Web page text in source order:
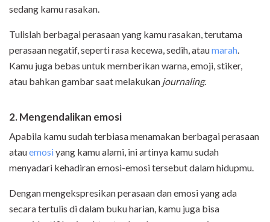
sedang kamu rasakan.
Tulislah berbagai perasaan yang kamu rasakan, terutama
perasaan negatif, seperti rasa kecewa, sedih, ataumarah.
Kamu juga bebas untuk memberikan warna, emoji, stiker,
atau bahkan gambar saat melakukan journaling.
2. Mengendalikan emosi
Apabila kamu sudah terbiasa menamakan berbagai perasaan
atauemosiyang kamu alami, ini artinya kamu sudah
menyadari kehadiran emosi-emosi tersebut dalam hidupmu.
Dengan mengekspresikan perasaan dan emosi yang ada
secara tertulis di dalam buku harian, kamu juga bisa